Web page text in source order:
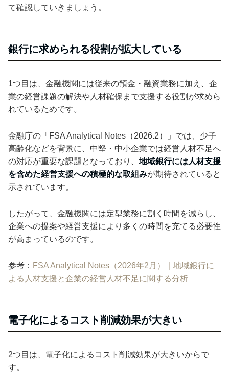
て確認していきましょう。
銀行に求められる役割が拡大している
1つ目は、金融機関には従来の預金・融資業務に加え、企
業の経営課題の解決や人材確保まで支援する役割が求めら
れているためです。
金融庁の「FSA Analytical Notes（2026.2）」では、少子
高齢化などを背景に、中堅・中小企業では経営人材不足へ
の対応が重要な課題となっており、 地域銀行には人材支援
を含めた経営支援への積極的な取組みが期待されていると
示されています。
したがって、金融機関には定型業務に割く時間を減らし、
企業への提案や経営支援により多くの時間を充てる必要性
が高まっているのです。
参考： FSA Analytical Notes（2026年2月）｜地域銀行に
よる人材支援と企業の経営人材不足に関する分析
電子化によるコスト削減効果が大きい
2つ目は、電子化によるコスト削減効果が大きいからで
す。